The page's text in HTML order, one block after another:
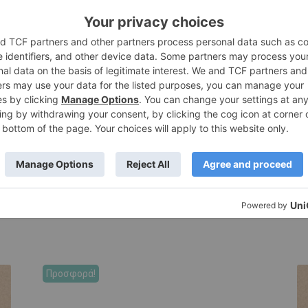
1 τεμαχίου παραλαμβάνετε ανάλογα τρέχοντα μέτρα
Προσφορά!